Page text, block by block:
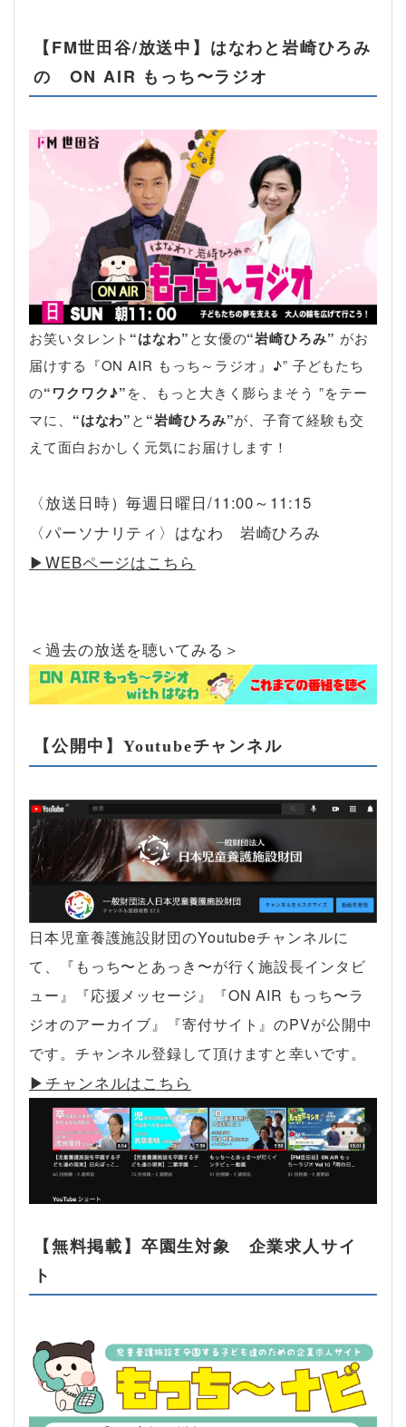
【FM世田谷/放送中】はなわと岩崎ひろみ
の ON AIR もっち〜ラジオ
お笑いタレント “はなわ”と女優の“岩崎ひろみ” がお
届けする『ON AIR もっち～ラジオ』♪” 子どもたち
の“ワクワク♪”を、もっと大きく膨らまそう ”をテー
マに、 “はなわ”と “岩崎ひろみ”が、子育て経験も交
えて面白おかしく元気にお届けします！
〈放送日時）毎週日曜日/11:00～11:15
〈パーソナリティ〉はなわ 岩崎ひろみ
▶︎WEBページはこちら
＜過去の放送を聴いてみる＞
【公開中】Youtubeチャンネル
日本児童養護施設財団のYoutubeチャンネルに
て、『もっち〜とあっき〜が行く施設長インタビ
ュー』『応援メッセージ』『ON AIR もっち〜ラ
ジオのアーカイブ』『寄付サイト』のPVが公開中
です。チャンネル登録して頂けますと幸いです。
▶︎チャンネルはこちら
【無料掲載】卒園生対象 企業求人サイ
ト